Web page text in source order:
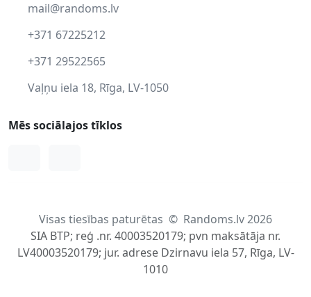
mail@randoms.lv
+371 67225212
+371 29522565
Vaļņu iela 18, Rīga, LV-1050
Mēs sociālajos tīklos
Visas tiesības paturētas © Randoms.lv 2026
SIA BTP; reģ .nr. 40003520179; pvn maksātāja nr.
LV40003520179; jur. adrese Dzirnavu iela 57, Rīga, LV-
1010